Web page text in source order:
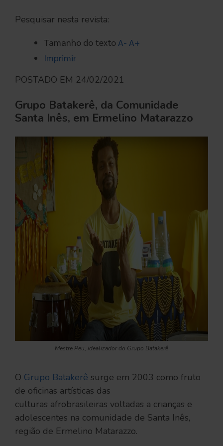
Pesquisar nesta revista:
Tamanho do texto A- A+
Imprimir
POSTADO EM 24/02/2021
Grupo Batakerê, da Comunidade
Santa Inês, em Ermelino Matarazzo
Mestre Peu, idealizador do Grupo Batakerê
O Grupo Batakerê surge em 2003 como fruto
de oficinas artísticas das
culturas afrobrasileiras voltadas a crianças e
adolescentes na comunidade de Santa Inês,
região de Ermelino Matarazzo.